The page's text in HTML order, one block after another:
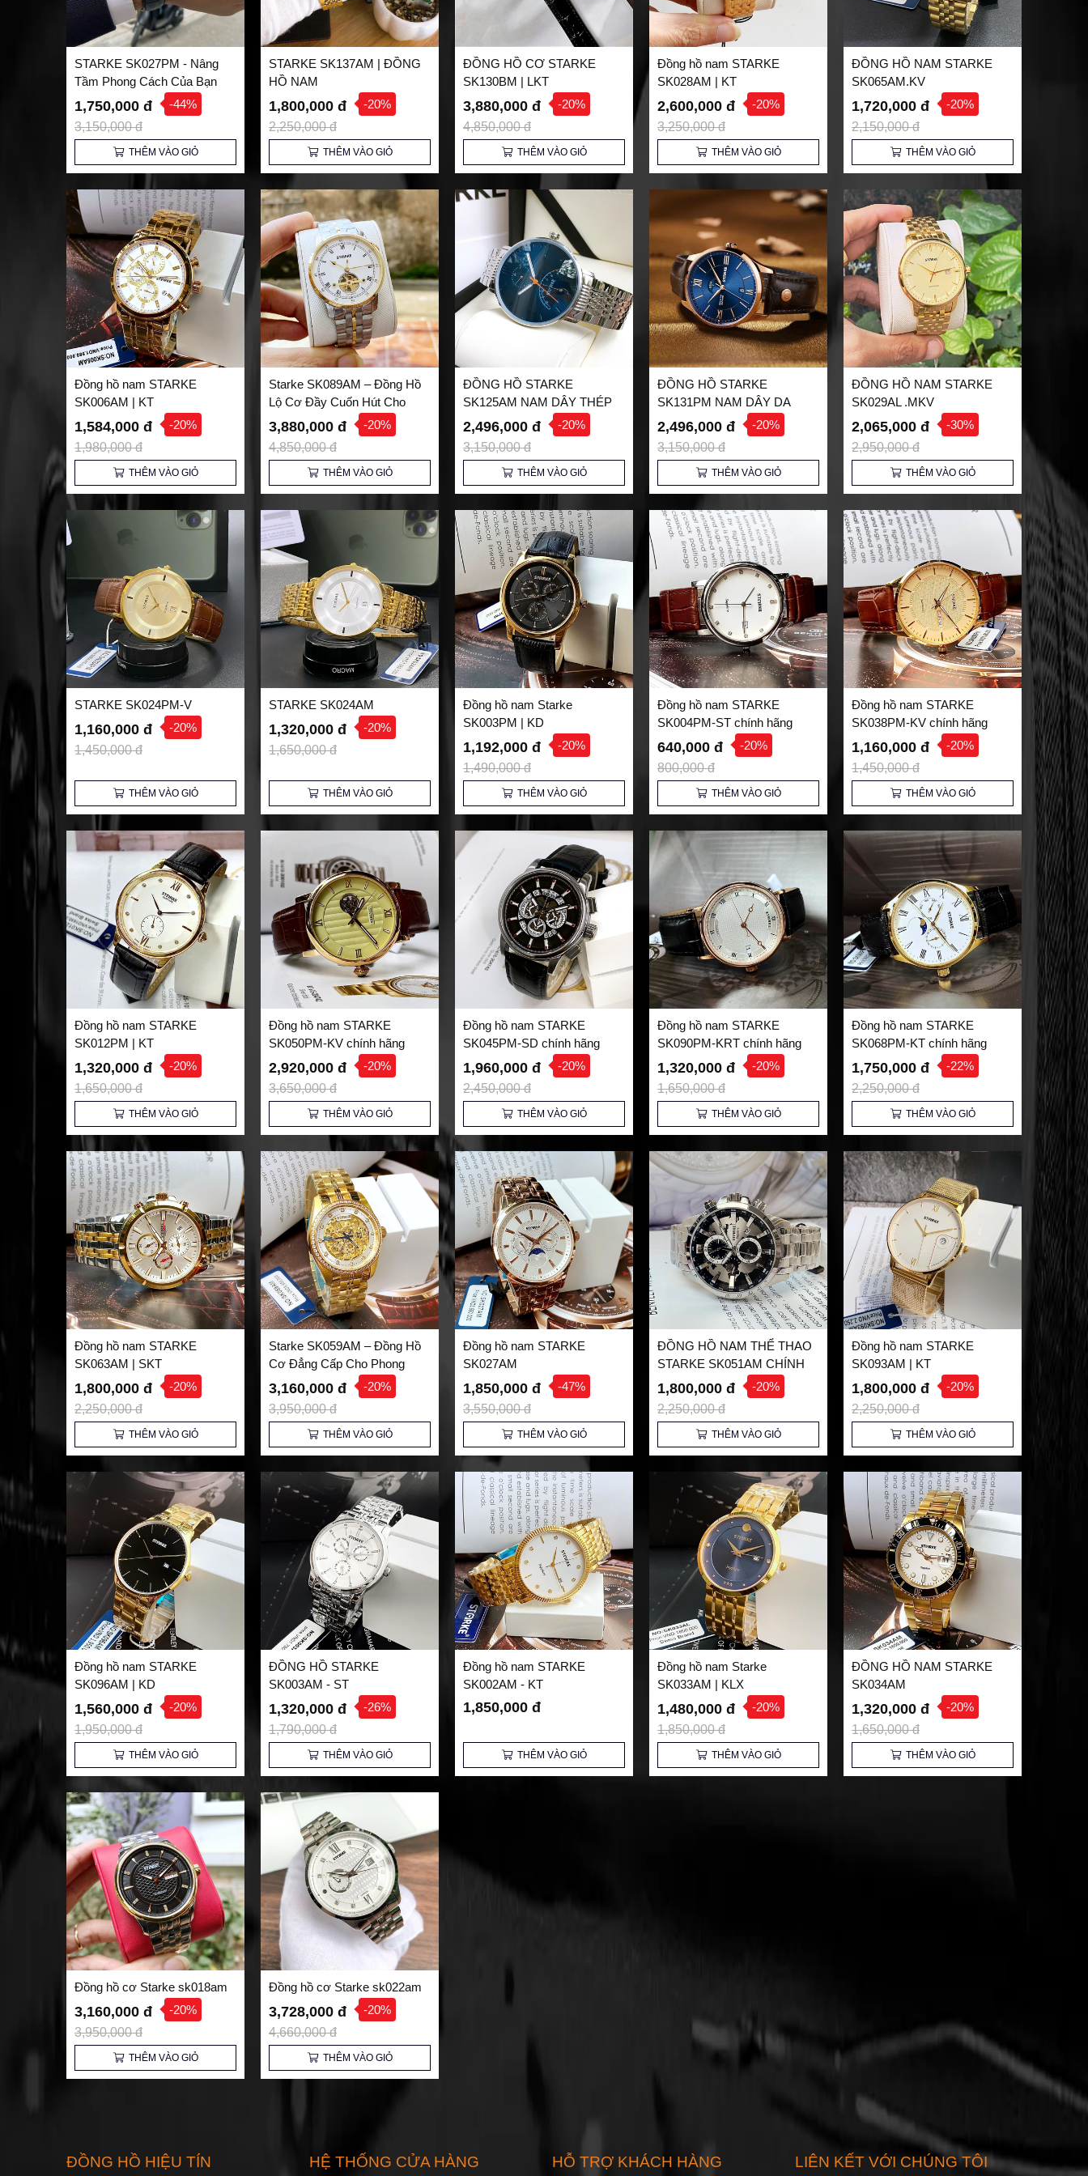
STARKE SK027PM - Nâng
Tầm Phong Cách Của Bạn
1,750,000 đ
-44%
3,150,000 đ
THÊM VÀO GIỎ
STARKE SK137AM | ĐỒNG
HỒ NAM
1,800,000 đ
-20%
2,250,000 đ
THÊM VÀO GIỎ
ĐỒNG HỒ CƠ STARKE
SK130BM | LKT
3,880,000 đ
-20%
4,850,000 đ
THÊM VÀO GIỎ
Đồng hồ nam STARKE
SK028AM | KT
2,600,000 đ
-20%
3,250,000 đ
THÊM VÀO GIỎ
ĐỒNG HỒ NAM STARKE
SK065AM.KV
1,720,000 đ
-20%
2,150,000 đ
THÊM VÀO GIỎ
Đồng hồ nam STARKE
SK006AM | KT
1,584,000 đ
-20%
1,980,000 đ
THÊM VÀO GIỎ
Starke SK089AM – Đồng Hồ
Lộ Cơ Đầy Cuốn Hút Cho
Phái Mạnh
3,880,000 đ
-20%
4,850,000 đ
THÊM VÀO GIỎ
ĐỒNG HỒ STARKE
SK125AM NAM DÂY THÉP
2,496,000 đ
-20%
3,150,000 đ
THÊM VÀO GIỎ
ĐỒNG HỒ STARKE
SK131PM NAM DÂY DA
2,496,000 đ
-20%
3,150,000 đ
THÊM VÀO GIỎ
ĐỒNG HỒ NAM STARKE
SK029AL .MKV
2,065,000 đ
-30%
2,950,000 đ
THÊM VÀO GIỎ
STARKE SK024PM-V
1,160,000 đ
-20%
1,450,000 đ
THÊM VÀO GIỎ
STARKE SK024AM
1,320,000 đ
-20%
1,650,000 đ
THÊM VÀO GIỎ
Đồng hồ nam Starke
SK003PM | KD
1,192,000 đ
-20%
1,490,000 đ
THÊM VÀO GIỎ
Đồng hồ nam STARKE
SK004PM-ST chính hãng
640,000 đ
-20%
800,000 đ
THÊM VÀO GIỎ
Đồng hồ nam STARKE
SK038PM-KV chính hãng
1,160,000 đ
-20%
1,450,000 đ
THÊM VÀO GIỎ
Đồng hồ nam STARKE
SK012PM | KT
1,320,000 đ
-20%
1,650,000 đ
THÊM VÀO GIỎ
Đồng hồ nam STARKE
SK050PM-KV chính hãng
2,920,000 đ
-20%
3,650,000 đ
THÊM VÀO GIỎ
Đồng hồ nam STARKE
SK045PM-SD chính hãng
1,960,000 đ
-20%
2,450,000 đ
THÊM VÀO GIỎ
Đồng hồ nam STARKE
SK090PM-KRT chính hãng
1,320,000 đ
-20%
1,650,000 đ
THÊM VÀO GIỎ
Đồng hồ nam STARKE
SK068PM-KT chính hãng
1,750,000 đ
-22%
2,250,000 đ
THÊM VÀO GIỎ
Đồng hồ nam STARKE
SK063AM | SKT
1,800,000 đ
-20%
2,250,000 đ
THÊM VÀO GIỎ
Starke SK059AM – Đồng Hồ
Cơ Đẳng Cấp Cho Phong
Cách Nam Tính
3,160,000 đ
-20%
3,950,000 đ
THÊM VÀO GIỎ
Đồng hồ nam STARKE
SK027AM
1,850,000 đ
-47%
3,550,000 đ
THÊM VÀO GIỎ
ĐỒNG HỒ NAM THỂ THAO
STARKE SK051AM CHÍNH
HÃNG
1,800,000 đ
-20%
2,250,000 đ
THÊM VÀO GIỎ
Đồng hồ nam STARKE
SK093AM | KT
1,800,000 đ
-20%
2,250,000 đ
THÊM VÀO GIỎ
Đồng hồ nam STARKE
SK096AM | KD
1,560,000 đ
-20%
1,950,000 đ
THÊM VÀO GIỎ
ĐỒNG HỒ STARKE
SK003AM - ST
1,320,000 đ
-26%
1,790,000 đ
THÊM VÀO GIỎ
Đồng hồ nam STARKE
SK002AM - KT
1,850,000 đ
THÊM VÀO GIỎ
Đồng hồ nam Starke
SK033AM | KLX
1,480,000 đ
-20%
1,850,000 đ
THÊM VÀO GIỎ
ĐỒNG HỒ NAM STARKE
SK034AM
1,320,000 đ
-20%
1,650,000 đ
THÊM VÀO GIỎ
Đồng hồ cơ Starke sk018am
3,160,000 đ
-20%
3,950,000 đ
THÊM VÀO GIỎ
Đồng hồ cơ Starke sk022am
3,728,000 đ
-20%
4,660,000 đ
THÊM VÀO GIỎ
ĐỒNG HỒ HIỆU TÍN HỆ THỐNG CỬA HÀNG HỖ TRỢ KHÁCH HÀNG LIÊN KẾT VỚI CHÚNG TÔI